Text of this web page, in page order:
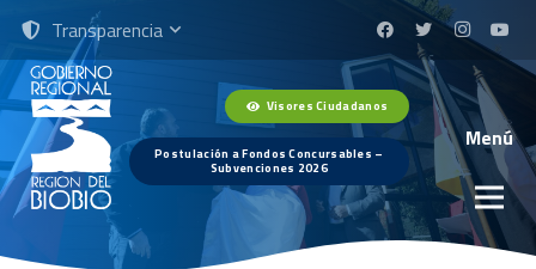
Transparencia
Visores Ciudadanos
Postulación a Fondos Concursables –
Subvenciones 2026
Menú